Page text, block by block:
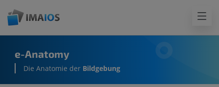
e-Anatomy
Die Anatomie der Bildgebung